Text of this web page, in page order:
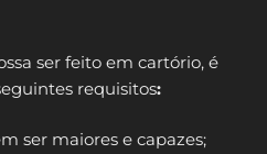
ser feito em cartório, é
requisitos:
ser maiores e capazes;